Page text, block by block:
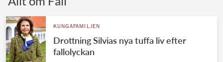
UTLÄNDSKT
KUNGAFAMILJEN
Drottning Silvias nya tuffa liv efter
fallolyckan